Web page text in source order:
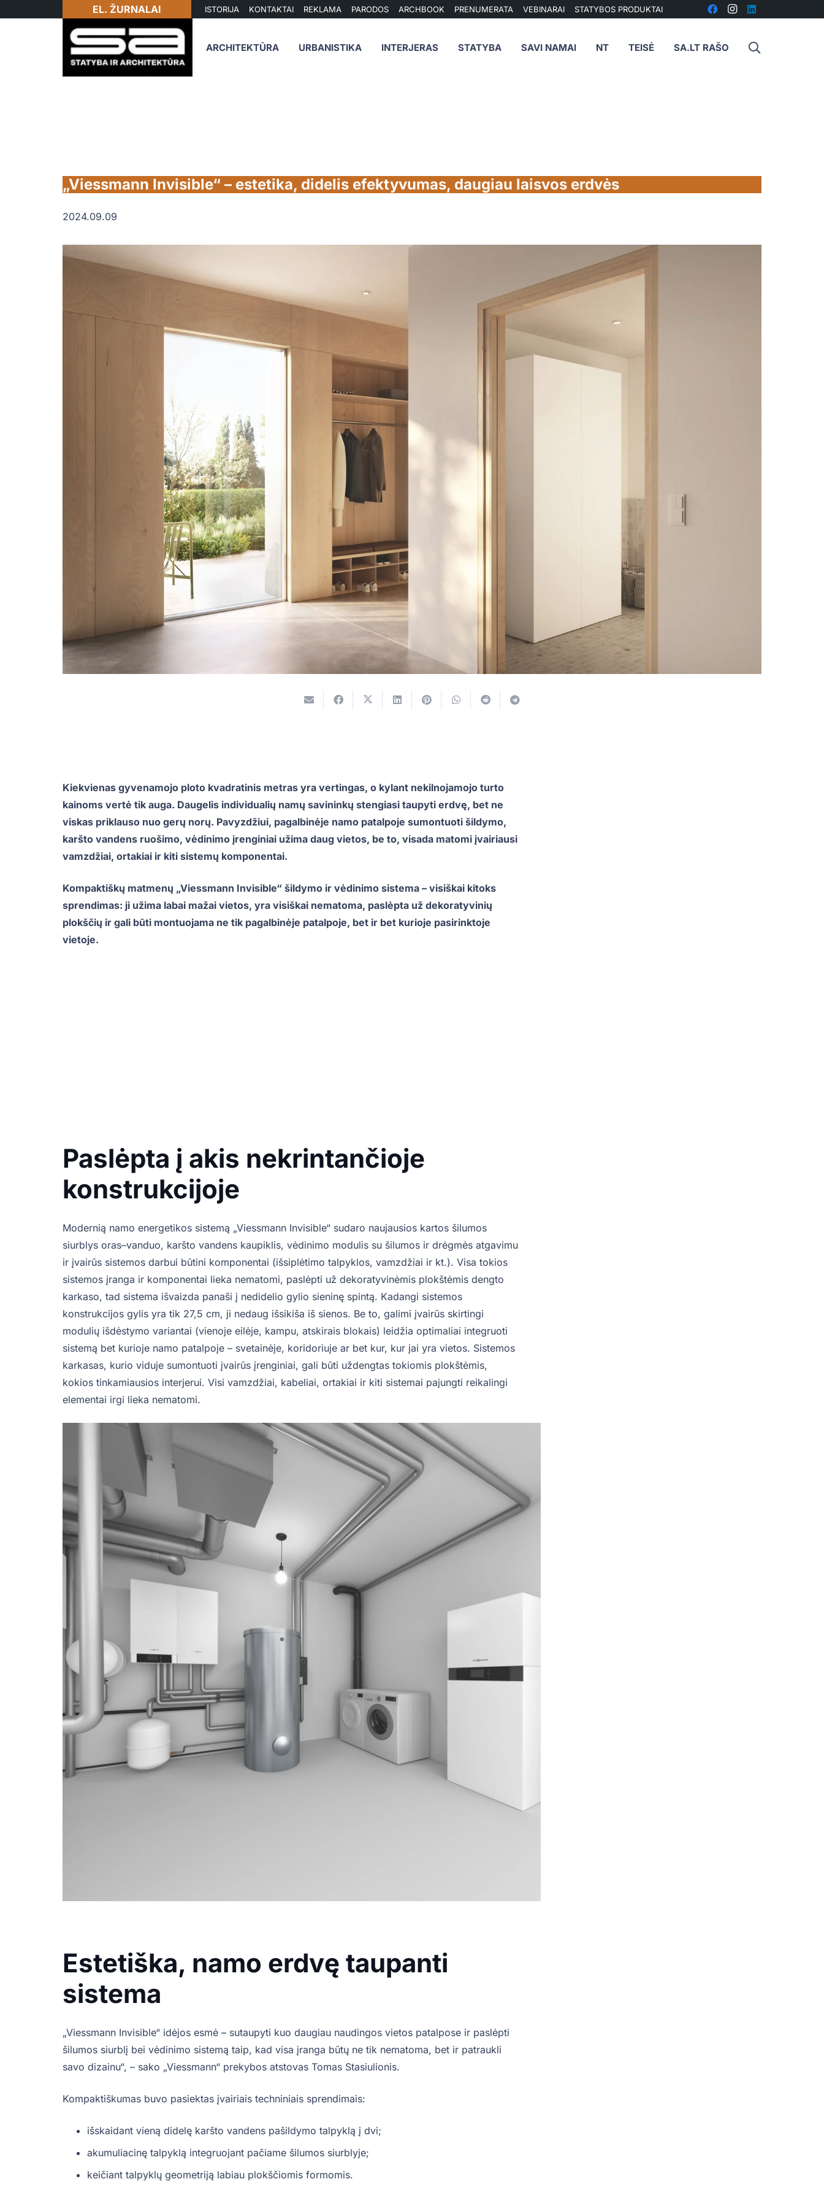
EL. ŽURNALAI ISTORIJA KONTAKTAI REKLAMA PARODOS ARCHBOOK PRENUMERATA VEBINARAI STATYBOS PRODUKTAI
ARCHITEKTŪRA URBANISTIKA INTERJERAS STATYBA SAVI NAMAI NT TEISĖ SA.LT RAŠO
„Viessmann Invisible“ – estetika, didelis efektyvumas, daugiau laisvos erdvės
2024.09.09
Kiekvienas gyvenamojo ploto kvadratinis metras yra vertingas, o kylant nekilnojamojo turto
kainoms vertė tik auga. Daugelis individualių namų savininkų stengiasi taupyti erdvę, bet ne
viskas priklauso nuo gerų norų. Pavyzdžiui, pagalbinėje namo patalpoje sumontuoti šildymo,
karšto vandens ruošimo, vėdinimo įrenginiai užima daug vietos, be to, visada matomi įvairiausi
vamzdžiai, ortakiai ir kiti sistemų komponentai.
Kompaktiškų matmenų „Viessmann Invisible“ šildymo ir vėdinimo sistema – visiškai kitoks
sprendimas: ji užima labai mažai vietos, yra visiškai nematoma, paslėpta už dekoratyvinių
plokščių ir gali būti montuojama ne tik pagalbinėje patalpoje, bet ir bet kurioje pasirinktoje
vietoje.
Paslėpta į akis nekrintančioje
konstrukcijoje
Modernią namo energetikos sistemą „Viessmann Invisible“ sudaro naujausios kartos šilumos
siurblys oras–vanduo, karšto vandens kaupiklis, vėdinimo modulis su šilumos ir drėgmės atgavimu
ir įvairūs sistemos darbui būtini komponentai (išsiplėtimo talpyklos, vamzdžiai ir kt.). Visa tokios
sistemos įranga ir komponentai lieka nematomi, paslėpti už dekoratyvinėmis plokštėmis dengto
karkaso, tad sistema išvaizda panaši į nedidelio gylio sieninę spintą. Kadangi sistemos
konstrukcijos gylis yra tik 27,5 cm, ji nedaug išsikiša iš sienos. Be to, galimi įvairūs skirtingi
modulių išdėstymo variantai (vienoje eilėje, kampu, atskirais blokais) leidžia optimaliai integruoti
sistemą bet kurioje namo patalpoje – svetainėje, koridoriuje ar bet kur, kur jai yra vietos. Sistemos
karkasas, kurio viduje sumontuoti įvairūs įrenginiai, gali būti uždengtas tokiomis plokštėmis,
kokios tinkamiausios interjerui. Visi vamzdžiai, kabeliai, ortakiai ir kiti sistemai pajungti reikalingi
elementai irgi lieka nematomi.
Estetiška, namo erdvę taupanti
sistema
„Viessmann Invisible“ idėjos esmė – sutaupyti kuo daugiau naudingos vietos patalpose ir paslėpti
šilumos siurblį bei vėdinimo sistemą taip, kad visa įranga būtų ne tik nematoma, bet ir patraukli
savo dizainu“, – sako „Viessmann“ prekybos atstovas Tomas Stasiulionis.
Kompaktiškumas buvo pasiektas įvairiais techniniais sprendimais:
išskaidant vieną didelę karšto vandens pašildymo talpyklą į dvi;
akumuliacinę talpyklą integruojant pačiame šilumos siurblyje;
keičiant talpyklų geometriją labiau plokščiomis formomis.